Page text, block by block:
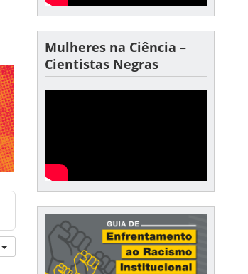
Mulheres na Ciência –
Cientistas Negras